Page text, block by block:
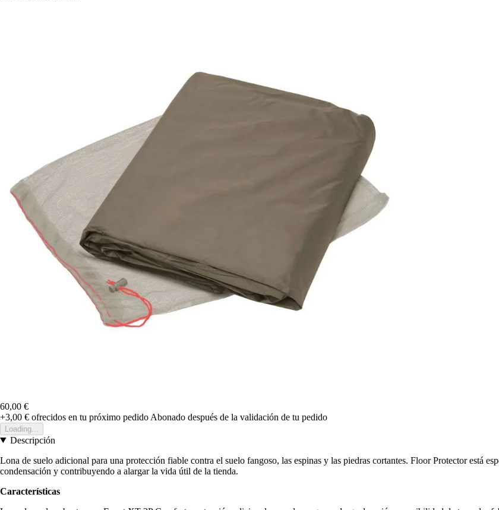
60,00 €
+3,00 € ofrecidos en tu próximo pedido Abonado después de la validación de tu pedido
Loading...
Descripción
Lona de suelo adicional para una protección fiable contra el suelo fangoso, las espinas y las piedras cortantes. Floor Protector está
condensación y contribuyendo a alargar la vida útil de la tienda.
Características